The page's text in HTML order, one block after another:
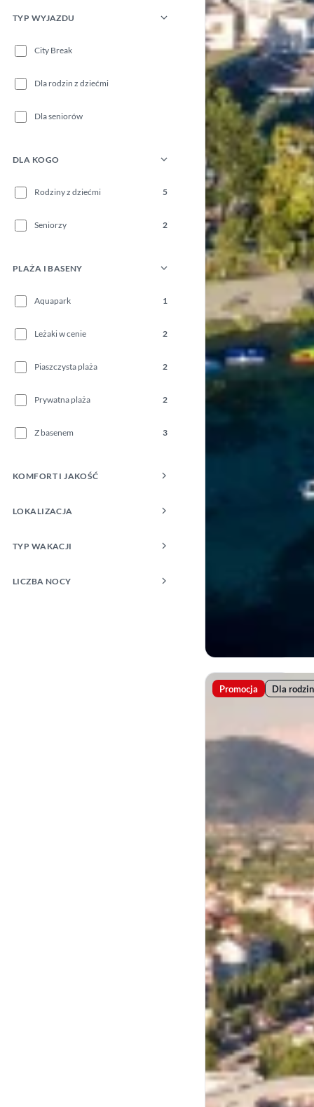
TYP WYJAZDU
City Break
Dla rodzin z dziećmi
Dla seniorów
DLA KOGO
Rodziny z dziećmi 5
Seniorzy 2
PLAŻA I BASENY
Aquapark 1
Leżaki w cenie 2
Piaszczysta plaża 2
Prywatna plaża 2
Z basenem 3
KOMFORT I JAKOŚĆ
LOKALIZACJA
TYP WAKACJI
LICZBA NOCY
Promocja Dla rodzin